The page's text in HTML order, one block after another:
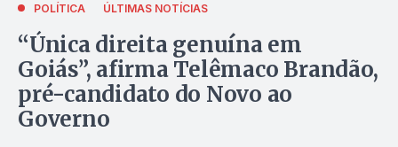
POLÍTICA ÚLTIMAS NOTÍCIAS
“Única direita genuína em
Goiás”, afirma Telêmaco Brandão,
pré-candidato do Novo ao
Governo